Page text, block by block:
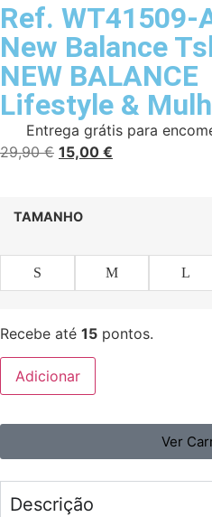
Ref. WT41509-
New Balance
NEW BALANCE
Lifestyle &
Entrega grátis para
29,90€ 15,00 €
TAMANHO
S M L
Recebe até 15 pontos.
Adicionar
Ver
Descrição